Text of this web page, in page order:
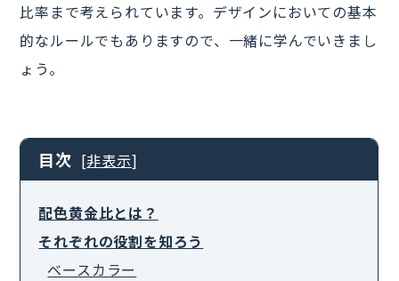
比率まで考えられています。デザインにおいての基本
的なルールでもありますので、一緒に学んでいきまし
ょう。
目次 [非表示]
配色黄金比とは？
それぞれの役割を知ろう
ベースカラー